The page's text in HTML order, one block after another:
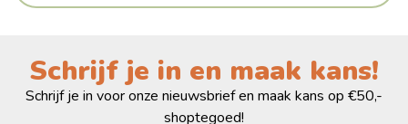
Schrijf je in en maak kans!
Schrijf je in voor onze nieuwsbrief en maak kans op €50,-
shoptegoed!